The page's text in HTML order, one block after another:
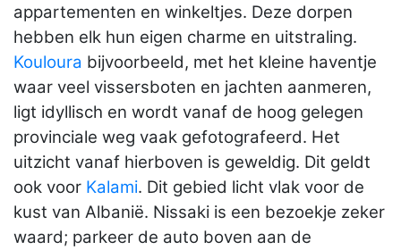
appartementen en winkeltjes. Deze dorpen
hebben elk hun eigen charme en uitstraling.
Kouloura bijvoorbeeld, met het kleine haventje
waar veel vissersboten en jachten aanmeren,
ligt idyllisch en wordt vanaf de hoog gelegen
provinciale weg vaak gefotografeerd. Het
uitzicht vanaf hierboven is geweldig. Dit geldt
ook voor Kalami. Dit gebied licht vlak voor de
kust van Albanië. Nissaki is een bezoekje zeker
waard; parkeer de auto boven aan de